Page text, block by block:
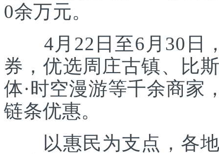
0余万元。
4月22日至6月30日，
券，优选周庄古镇、比
体·时空漫游等千余商家
链条优惠。
以惠民为支点，各地